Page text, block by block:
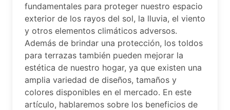
fundamentales para proteger nuestro espacio
exterior de los rayos del sol, la lluvia, el viento
y otros elementos climáticos adversos.
Además de brindar una protección, los toldos
para terrazas también pueden mejorar la
estética de nuestro hogar, ya que existen una
amplia variedad de diseños, tamaños y
colores disponibles en el mercado. En este
artículo, hablaremos sobre los beneficios de